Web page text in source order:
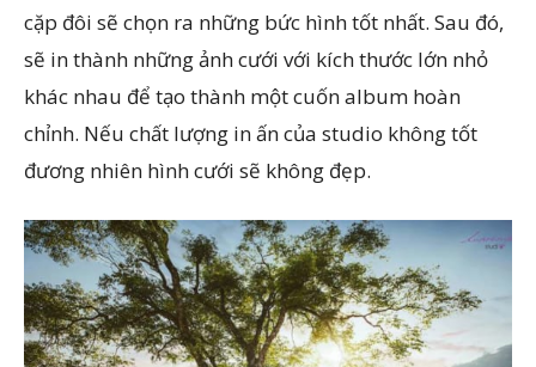
cặp đôi sẽ chọn ra những bức hình tốt nhất. Sau đó,
sẽ in thành những ảnh cưới với kích thước lớn nhỏ
khác nhau để tạo thành một cuốn album hoàn
chỉnh. Nếu chất lượng in ấn của studio không tốt
đương nhiên hình cưới sẽ không đẹp.